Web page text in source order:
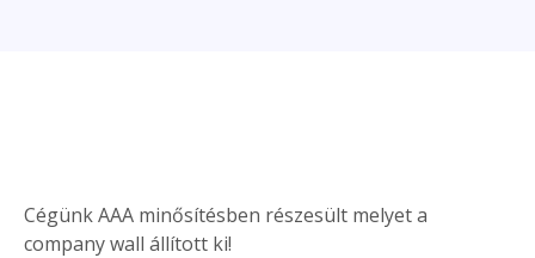
Cégünk AAA minősítésben részesült melyet a
company wall állított ki!